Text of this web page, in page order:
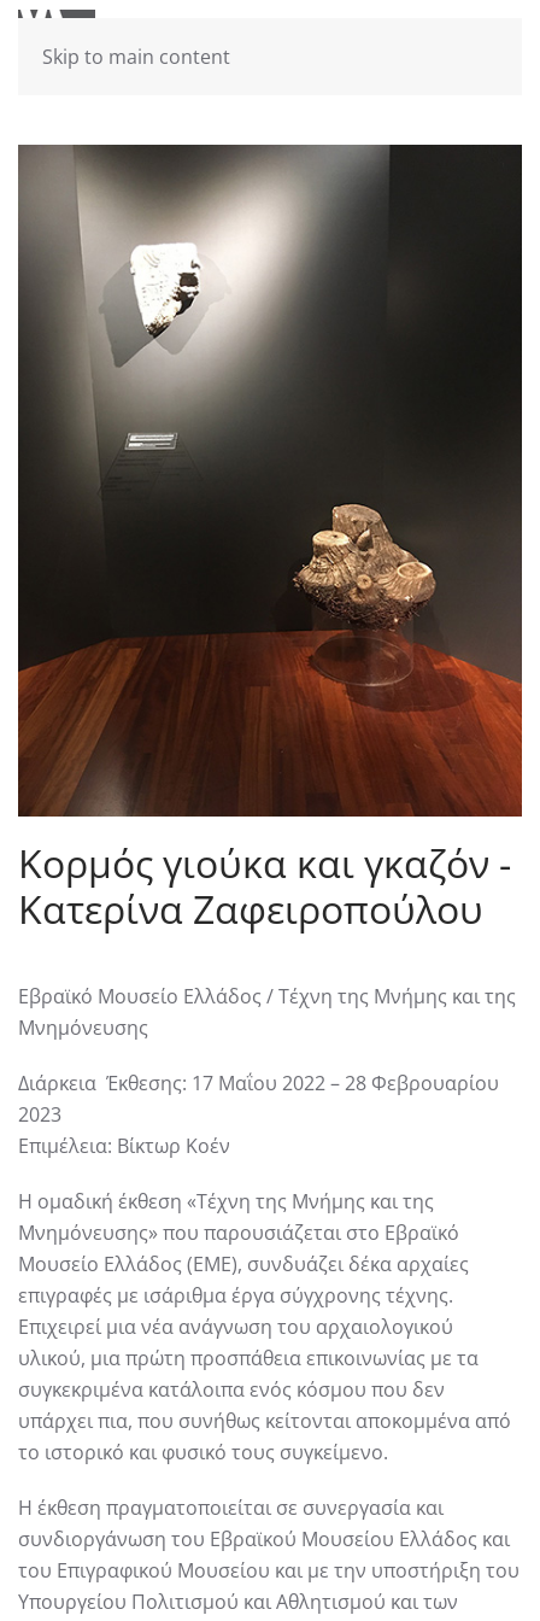
Skip to main content
Κορμός γιούκα και γκαζόν -
Κατερίνα Ζαφειροπούλου
Εβραϊκό Μουσείο Ελλάδος / Τέχνη της Μνήμης και της
Μνημόνευσης
Διάρκεια Έκθεσης: 17 Μαΐου 2022 – 28 Φεβρουαρίου
2023
Επιμέλεια: Βίκτωρ Κοέν
H ομαδική έκθεση «Τέχνη της Μνήμης και της
Μνημόνευσης» που παρουσιάζεται στο Εβραϊκό
Μουσείο Ελλάδος (ΕΜΕ), συνδυάζει δέκα αρχαίες
επιγραφές με ισάριθμα έργα σύγχρονης τέχνης.
Επιχειρεί μια νέα ανάγνωση του αρχαιολογικού
υλικού, μια πρώτη προσπάθεια επικοινωνίας με τα
συγκεκριμένα κατάλοιπα ενός κόσμου που δεν
υπάρχει πια, που συνήθως κείτονται αποκομμένα από
το ιστορικό και φυσικό τους συγκείμενο.
Η έκθεση πραγματοποιείται σε συνεργασία και
συνδιοργάνωση τoυ Εβραϊκού Μουσείου Ελλάδος και
του Επιγραφικού Μουσείου και με την υποστήριξη του
Υπουργείου Πολιτισμού και Αθλητισμού και των